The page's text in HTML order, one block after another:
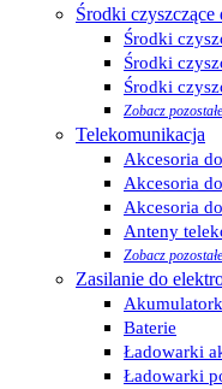
Środki
Środki
Środki
Środki
Zobacz pozostałe
Telekomunikacja
Akcesoria
Akcesoria
Akcesoria
Anteny
Zobacz pozostałe
Zasilanie do
Baterie
Ładowarki
Ładowarki